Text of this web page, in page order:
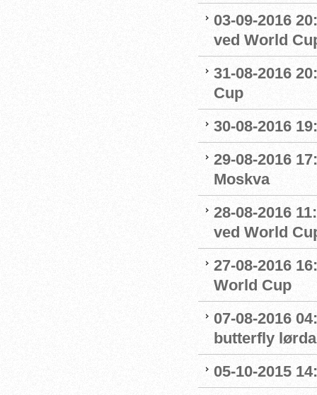
03-09-2016
ved World
31-08-2016
Cup
30-08-2016
29-08-2016
Moskva
28-08-2016
ved World
27-08-2016
World Cup
07-08-2016
butterfly
05-10-2015